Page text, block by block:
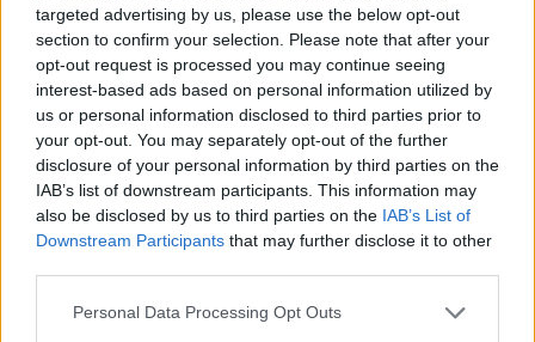
targeted advertising by us, please use the below opt-out
section to confirm your selection. Please note that after your
opt-out request is processed you may continue seeing
interest-based ads based on personal information utilized by
us or personal information disclosed to third parties prior to
your opt-out. You may separately opt-out of the further
disclosure of your personal information by third parties on the
IAB’s list of downstream participants. This information may
also be disclosed by us to third parties on the IAB’s List of
Downstream Participants that may further disclose it to other
Personal Data Processing Opt Outs
EVENTI
Tra stelle, trekking ed
enogastronomia e notte di San
Lorenzo. Dove vedere le stelle
cadenti in Lombardia